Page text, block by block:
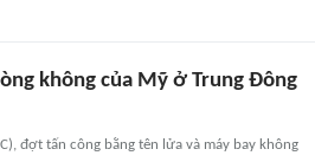
không của Mỹ ở Trung Đông
đợt tấn công bằng tên lửa và máy bay không